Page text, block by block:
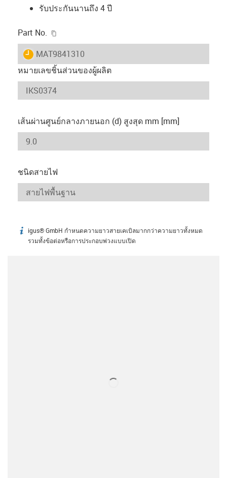
รับประกันนานถึง 4 ปี
Part No.
igus-icon-lieferzeit
MAT9841310
หมายเลขชิ้นส่วนของผู้ผลิต
เส้นผ่านศูนย์กลางภายนอก (d) สูงสุด mm [mm]
ชนิดสายไฟ
igus-icon-info
igus® GmbH กำหนดความยาวสายเคเบิลมากกว่าความยาวทั้งหมด
รวมทั้งข้อต่อหรือการประกอบพ่วงแบบเปิด